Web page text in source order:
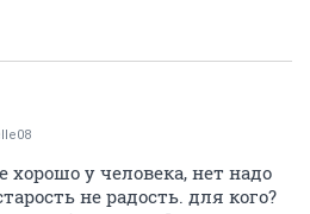
хорошо у человека, нет надо
не радость. для кого?